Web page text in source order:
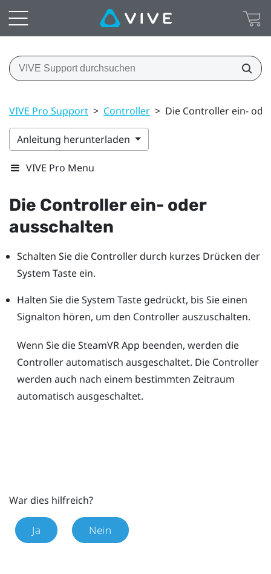
VIVE Pro Support > Controller > Die Controller ein-
Anleitung herunterladen
VIVE Pro Menu
Die Controller ein- oder
ausschalten
Schalten Sie die Controller durch kurzes Drücken der
System Taste ein.
Halten Sie dieSystem Taste gedrückt, bis Sie einen
Signalton hören, um den Controller auszuschalten.
Wenn Sie dieSteamVRApp beenden, werden die
Controller automatisch ausgeschaltet. Die Controller
werden auch nach einem bestimmten Zeitraum
automatisch ausgeschaltet.
War dies hilfreich?
Ja Nein